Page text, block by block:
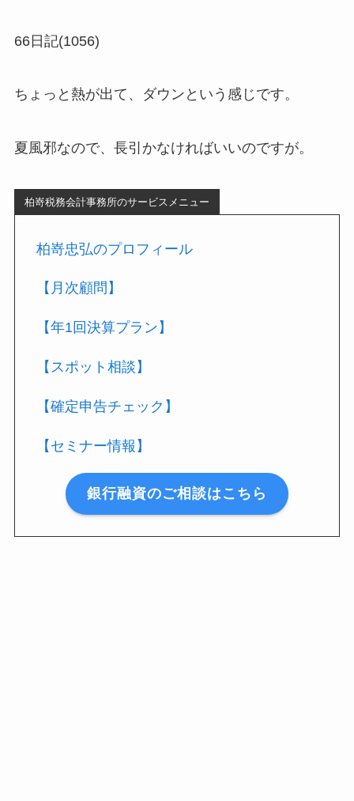
66日記(1056)
ちょっと熱が出て、ダウンという感じです。
夏風邪なので、長引かなければいいのですが。
柏嵜税務会計事務所のサービスメニュー
柏嵜忠弘のプロフィール
【月次顧問】
【年1回決算プラン】
【スポット相談】
【確定申告チェック】
【セミナー情報】
銀行融資のご相談はこちら